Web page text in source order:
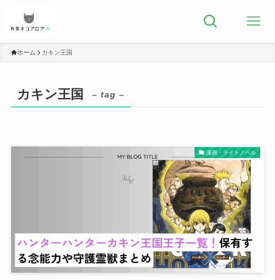
ホーム カキン王国
カキン王国 – tag –
漫画・ライトノベル